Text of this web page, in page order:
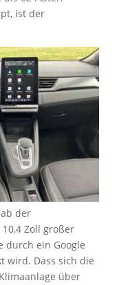
ist der
der
Zoll großer
durch ein Google
wird. Dass sich die
über